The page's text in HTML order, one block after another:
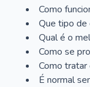
Como
Que tipo de
Qual é o
Como se
Como
É normal